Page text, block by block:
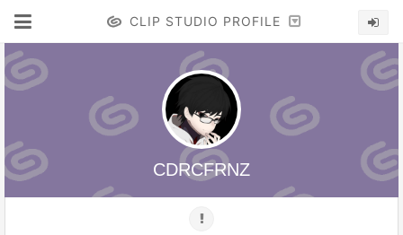
CLIP STUDIO PROFILE
CDRCFRNZ